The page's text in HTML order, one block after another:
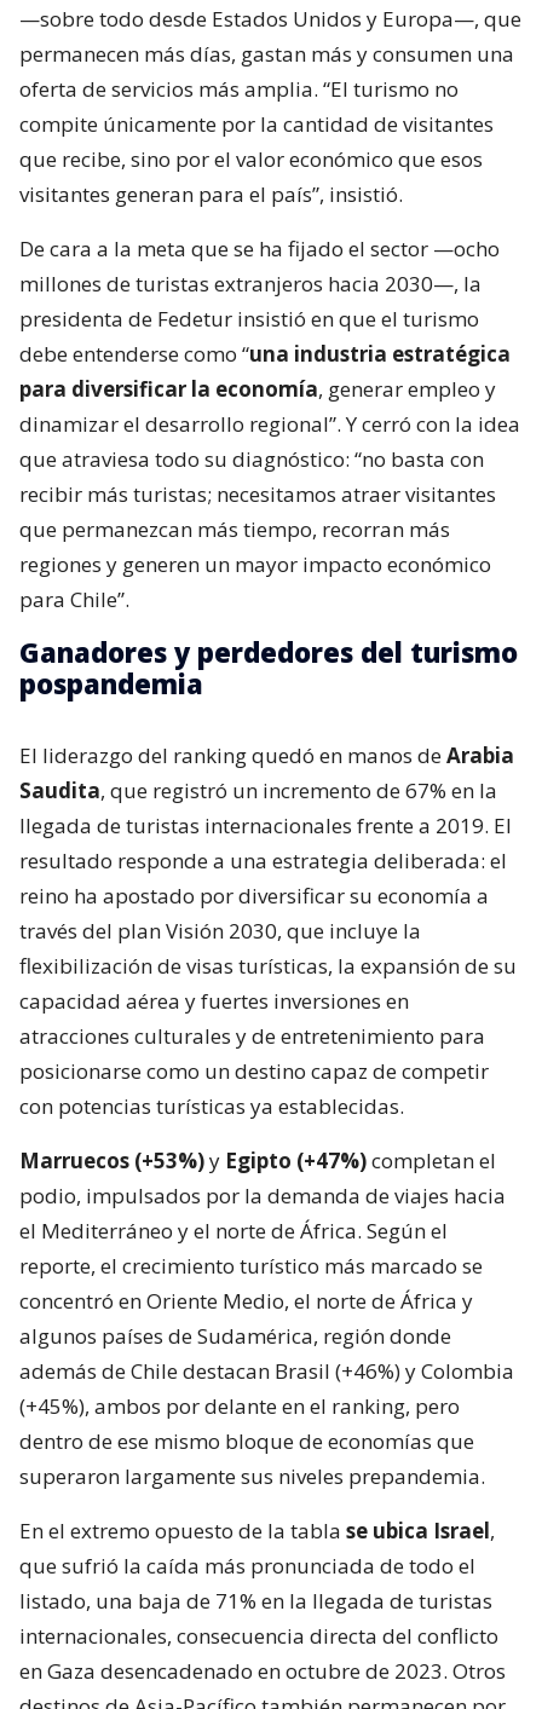
—sobre todo desde Estados Unidos y Europa—, que
permanecen más días, gastan más y consumen una
oferta de servicios más amplia. “El turismo no
compite únicamente por la cantidad de visitantes
que recibe, sino por el valor económico que esos
visitantes generan para el país”, insistió.
De cara a la meta que se ha fijado el sector —ocho
millones de turistas extranjeros hacia 2030—, la
presidenta de Fedetur insistió en que el turismo
debe entenderse como “una industria estratégica
para diversificar la economía, generar empleo y
dinamizar el desarrollo regional”. Y cerró con la idea
que atraviesa todo su diagnóstico: “no basta con
recibir más turistas; necesitamos atraer visitantes
que permanezcan más tiempo, recorran más
regiones y generen un mayor impacto económico
para Chile”.
Ganadores y perdedores del turismo
pospandemia
El liderazgo del ranking quedó en manos deArabia
Saudita, que registró un incremento de 67% en la
llegada de turistas internacionales frente a 2019. El
resultado responde a una estrategia deliberada: el
reino ha apostado por diversificar su economía a
través del plan Visión 2030, que incluye la
flexibilización de visas turísticas, la expansión de su
capacidad aérea y fuertes inversiones en
atracciones culturales y de entretenimiento para
posicionarse como un destino capaz de competir
con potencias turísticas ya establecidas.
Marruecos (+53%)y Egipto (+47%)completan el
podio, impulsados por la demanda de viajes hacia
el Mediterráneo y el norte de África. Según el
reporte, el crecimiento turístico más marcado se
concentró en Oriente Medio, el norte de África y
algunos países de Sudamérica, región donde
además de Chile destacan Brasil (+46%) y Colombia
(+45%), ambos por delante en el ranking, pero
dentro de ese mismo bloque de economías que
superaron largamente sus niveles prepandemia.
En el extremo opuesto de la tabla se ubica Israel,
que sufrió la caída más pronunciada de todo el
listado, una baja de 71% en la llegada de turistas
internacionales, consecuencia directa del conflicto
en Gaza desencadenado en octubre de 2023. Otros